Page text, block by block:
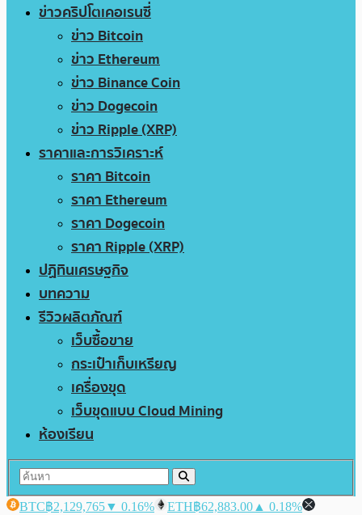
ข่าวคริปโตเคอเรนซี่
ข่าว Bitcoin
ข่าว Ethereum
ข่าว Binance Coin
ข่าว Dogecoin
ข่าว Ripple (XRP)
ราคาและการวิเคราะห์
ราคา Bitcoin
ราคา Ethereum
ราคา Dogecoin
ราคา Ripple (XRP)
ปฏิทินเศรษฐกิจ
บทความ
รีวิวผลิตภัณฑ์
เว็บซื้อขาย
กระเป๋าเก็บเหรียญ
เครื่องขุด
เว็บขุดแบบ Cloud Mining
ห้องเรียน
BTC฿2,129,765▼ 0.16% ETH฿62,883.00 ▲ 0.18%